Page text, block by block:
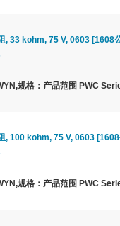
, 33 kohm, 75 V, 0603 [1608
规格：产品范围 PWC
, 100 kohm, 75 V, 0603
规格：产品范围 PWC